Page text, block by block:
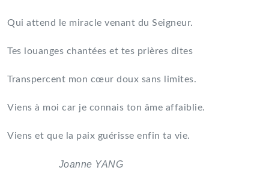
Qui attend le miracle venant du Seigneur.
Tes louanges chantées et tes prières dites
Transpercent mon cœur doux sans limites.
Viens à moi car je connais ton âme affaiblie.
Viens et que la paix guérisse enfin ta vie.
Joanne YANG